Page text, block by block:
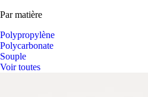
Par matière
Polypropylène
Polycarbonate
Souple
Voir toutes